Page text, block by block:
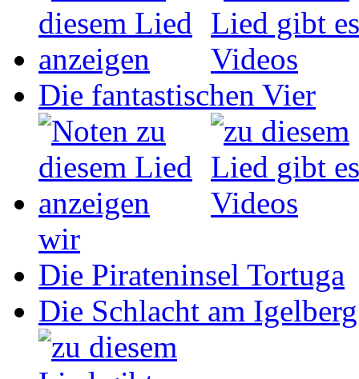
Die fantastischen Vier
wir
Die Pirateninsel Tortuga
Die Schlacht am Igelberg